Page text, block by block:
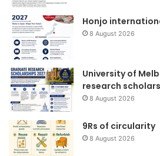
Honjo
8 August 2026
University of
research
8 August 2026
9Rs of circularity
8 August 2026